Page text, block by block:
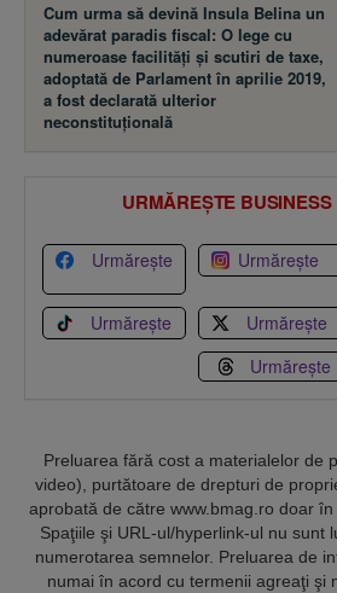
Cum urma să devină Insula Belina un
adevărat paradis fiscal: O lege cu
numeroase facilităţi şi scutiri de taxe,
adoptată de Parlament în aprilie 2019,
a fost declarată ulterior
neconstituţională
URMĂREȘTE
Urmărește Urmărește
Urmărește Urmărește
Urmărește
Preluarea fără cost a materialelor de
video), purtătoare de drepturi de
aprobată de către www.bmag.ro doar
Spaţiile şi URL-ul/hyperlink-ul nu sunt
numerotarea semnelor. Preluarea de
numai în acord cu termenii agreaţi şi